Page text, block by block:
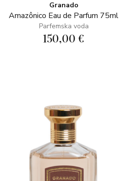
Granado
Amazônico Eau de Parfum 75ml
Parfemska voda
150,00 €